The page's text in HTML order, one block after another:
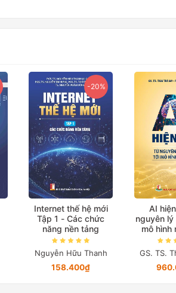
-20%
Internet thế hệ mới
Tập 1 - Các chức
năng nền tảng
Nguyễn Hữu Thanh
158.400₫
AI
nguyên
mô hình
(Bản in
GS. TS.